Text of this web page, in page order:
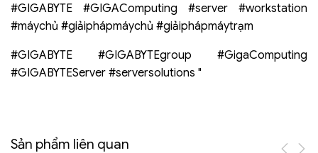
#GIGABYTE #GIGAComputing #server #workstation
#máychủ #giảiphápmáychủ #giảiphápmáytrạm
#GIGABYTE #GIGABYTEgroup #GigaComputing
#GIGABYTEServer #serversolutions "
Sản phẩm liên quan